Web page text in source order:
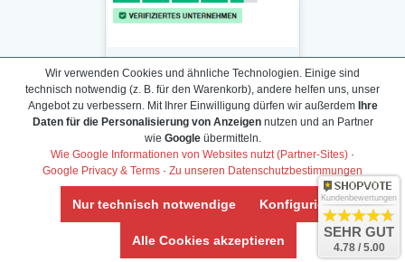
Daten­schutz­erklärung
Widerrufs­recht /Widerrufs­formular
AGB & Info
Impressum
Umwelt und Entsorgung
Vertrag widerrufen
Wir verwenden Cookies und ähnliche Technologien. Einige sind
technisch notwendig (z. B. für den Warenkorb), andere helfen uns, unser
Angebot zu verbessern. Mit Ihrer Einwilligung dürfen wir außerdem Ihre
Daten für die Personalisierung von Anzeigennutzen und an Partner
wie Googleübermitteln.
Wie Google Informationen von Websites nutzt (Partner-Sites) ·
Google Privacy & Terms · Zu unseren Datenschutzbestimmungen
Nur technisch notwendige Konfigurieren
Alle Cookies akzeptieren
Kundenbewertungen
SEHR GUT
4.78 / 5.00